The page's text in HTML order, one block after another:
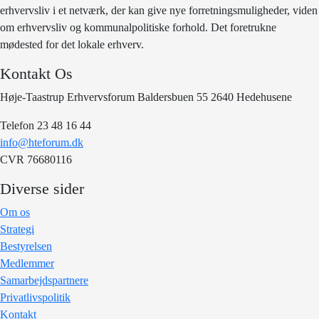
erhvervsliv i et netværk, der kan give nye forretningsmuligheder, viden
om erhvervsliv og kommunalpolitiske forhold. Det foretrukne
mødested for det lokale erhverv.
Kontakt Os
Høje-Taastrup Erhvervsforum Baldersbuen 55 2640 Hedehusene
Telefon 23 48 16 44
info@hteforum.dk
CVR 76680116
Diverse sider
Om os
Strategi
Bestyrelsen
Medlemmer
Samarbejdspartnere
Privatlivspolitik
Kontakt